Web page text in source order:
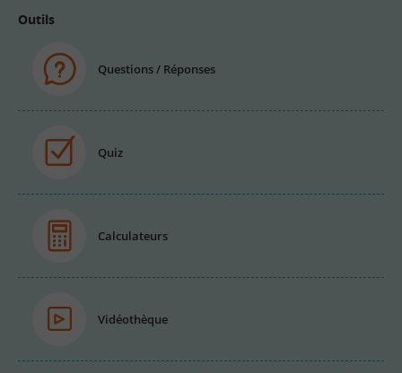
Outils
Questions / Réponses
Quiz
Calculateurs
Vidéothèque